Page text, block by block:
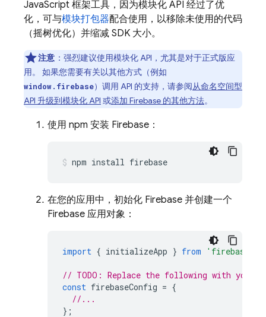
JavaScript 框架工具，因为模块化 API 经过了优
化，可与模块打包器配合使用，以移除未使用的代码
（摇树优化）并缩减 SDK 大小。
注意 ：强烈建议使用模块化 API，尤其是对于正式版应
用。 如果您需要有关以其他方式（例如
window.firebase）调用 API 的支持，请参阅从命名空间型
API 升级到模块化 API 或添加 Firebase 的其他方法。
使用 npm 安装 Firebase：
npm install firebase
在您的应用中，初始化 Firebase 并创建一个
Firebase 应用对象：
import { initializeApp } from 'firebase/
// TODO: Replace the following with your
const firebaseConfig = {
//...
};